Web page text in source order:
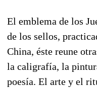
El emblema de los
de los sellos,
China, éste reune
la caligrafía, la
poesía. El arte y el